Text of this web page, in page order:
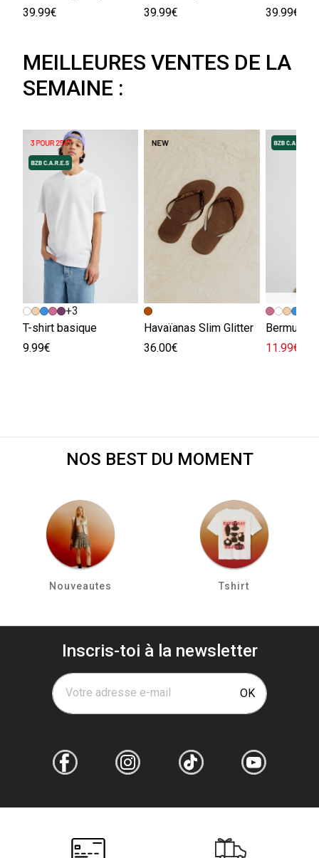
39.99€
39.99€
39.99€
MEILLEURES VENTES DE LA
SEMAINE :
+3
T-shirt basique
9.99€
Havaïanas Slim Glitter
36.00€
Bermuda
11.99€
NOS BEST DU MOMENT
Nouveautes Tshirt
Inscris-toi à la newsletter
Votre adresse e-mail OK